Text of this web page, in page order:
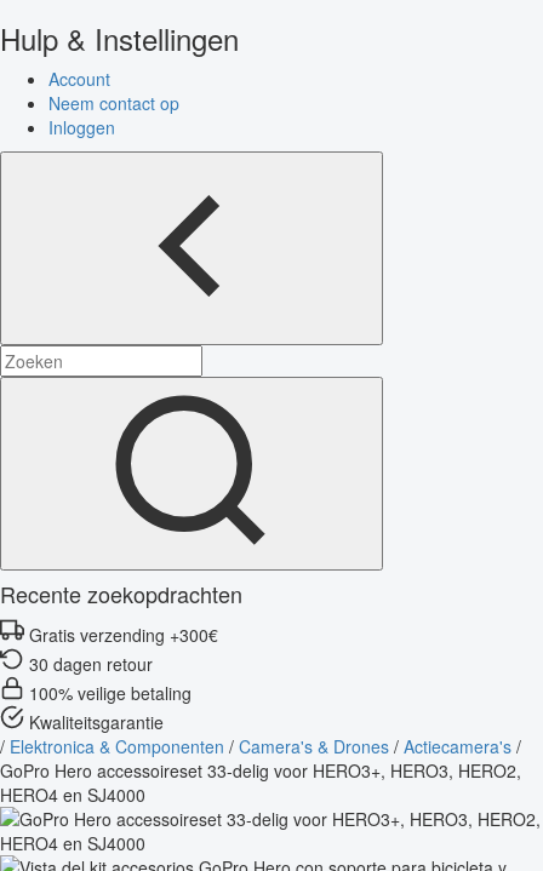
Hulp & Instellingen
Account
Neem contact op
Inloggen
Recente zoekopdrachten
Gratis verzending +300€
30 dagen retour
100% veilige betaling
Kwaliteitsgarantie
/ Elektronica & Componenten / Camera's & Drones / Actiecamera's /
GoPro Hero accessoireset 33-delig voor HERO3+, HERO3, HERO2,
HERO4 en SJ4000